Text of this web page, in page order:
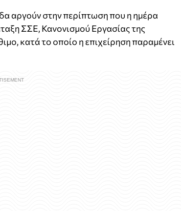
αργούν στην περίπτωση που η ημέρα
ΣΣΕ, Κανονισμού Εργασίας της
κατά το οποίο η επιχείρηση παραμένει